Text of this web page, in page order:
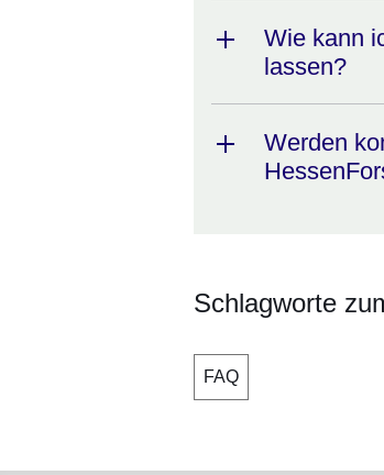
Wie kann
lassen?
Werden
Schlagworte
FAQ